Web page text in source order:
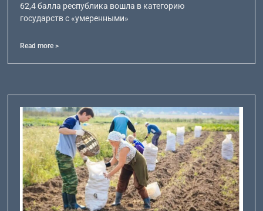
62,4 балла республика вошла в категорию
государств с «умеренными»
Read more >